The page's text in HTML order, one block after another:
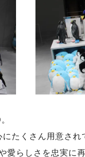
たくさん用意され
愛らしさを忠実に